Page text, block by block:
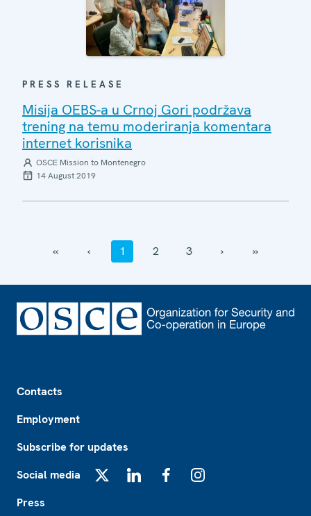
PRESS RELEASE
Misija OEBS-a u Crnoj Gori podržava
trening na temu moderiranja komentara
internet korisnika
OSCE Mission to Montenegro
14 August 2019
‹‹ ‹ 1 2 3 › ››
Contacts
Employment
Subscribe for updates
Social media
Press